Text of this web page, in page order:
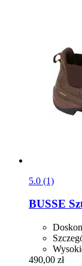
5.0 (1)
BUSSE
490,00 zł